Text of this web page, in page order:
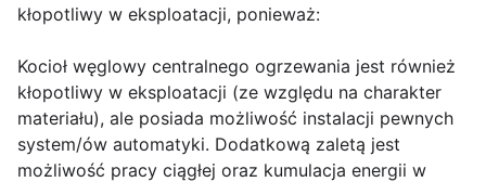
kłopotliwy w eksploatacji, ponieważ:
Kocioł węglowy centralnego ogrzewania jest również
kłopotliwy w eksploatacji (ze względu na charakter
materiału), ale posiada możliwość instalacji pewnych
system/ów automatyki. Dodatkową zaletą jest
możliwość pracy ciągłej oraz kumulacja energii w